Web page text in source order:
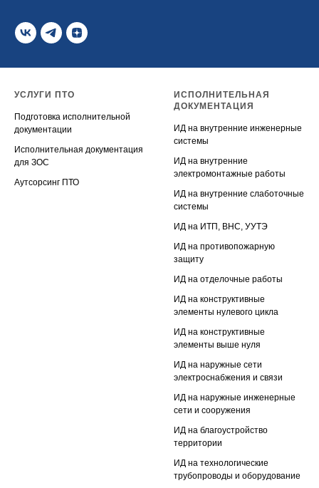
УСЛУГИ ПТО
Подготовка исполнительной
документации
Исполнительная документация
для ЗОС
Аутсорсинг ПТО
ИСПОЛНИТЕЛЬНАЯ
ДОКУМЕНТАЦИЯ
ИД на внутренние инженерные
системы
ИД на внутренние
электромонтажные работы
ИД на внутренние слаботочные
системы
ИД на ИТП, ВНС, УУТЭ
ИД на противопожарную
защиту
ИД на отделочные работы
ИД на конструктивные
элементы нулевого цикла
ИД на конструктивные
элементы выше нуля
ИД на наружные сети
электроснабжения и связи
ИД на наружные инженерные
сети и сооружения
ИД на благоустройство
территории
ИД на технологические
трубопроводы и оборудование